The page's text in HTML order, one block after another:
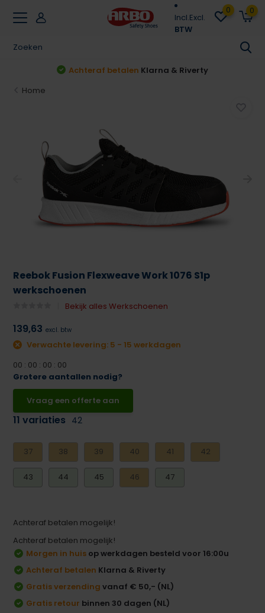
Incl.Excl.
BTW
0 0
Achteraf betalen Klarna & Riverty
Home
Reebok Fusion Flexweave Work 1076 S1p
werkschoenen
Bekijk alles Werkschoenen
139,63 excl. btw
Verwachte levering: 5 - 15 werkdagen
00 : 00 : 00 : 00
Grotere aantallen nodig?
Vraag een offerte aan
11 variaties 42
37 38 39 40 41 42
43 44 45 46 47
Achteraf betalen mogelijk!
Achteraf betalen mogelijk!
Morgen in huis op werkdagen besteld voor 16:00u
Achteraf betalen Klarna & Riverty
Gratis verzending vanaf € 50,- (NL)
Gratis retour binnen 30 dagen (NL)